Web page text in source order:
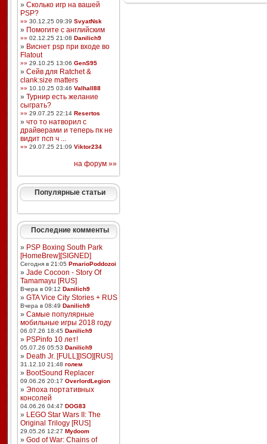
» Сколько игр на вашей
PSP?
»» 30.12.25 09:39 SvyatNsk
» Помогите с английским
»» 02.12.25 21:08 Danilich9
» Виснет psp при входе во
Flatout
»» 29.10.25 13:06 GenS95
» Сейв для Ratchet &
clank:size matters
»» 10.10.25 03:46 Valhall88
» Турнир есть желание
сыграть?
»» 29.07.25 22:14 Resertos
» что то натворил с
драйверами и теперь пк не
видит псп ч ...
»» 29.07.25 21:09 Viktor234
на форум »»
Популярные статьи
Последние комменты
» PSP Boxing South Park
[HomeBrew][SIGNED]
Сегодня в 21:05 PmarioPoddozoi
» Jade Cocoon - Story Of
Tamamayu [RUS]
Вчера в 09:12 Danilich9
» GTA Vice City Stories + RUS
Вчера в 08:49 Danilich9
» Самые популярные
мобильные игры 2018 году
06.07.26 18:45 Danilich9
» PSPinfo 10 лет!
05.07.26 05:53 Danilich9
» Death Jr. [FULL][ISO][RUS]
31.12.10 21:48 голем
» BootSound Replacer
09.06.26 20:17 OverlordLegion
» Эпоха портативных
консолей
04.06.26 04:47 DOG83
» LEGO Star Wars II: The
Original Trilogy [RUS]
29.05.26 12:27 Mydoom
» God of War: Chains of